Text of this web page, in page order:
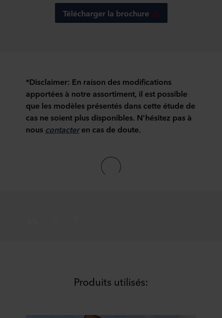
Vous pouvez retirer votre consentement ou modifier votre
connaître notre traitement des données personnelles,
incluant l’identification de la société ROCKWOOL qui est
responsable du traitement de vos données personnelles.
Télécharger la brochure
*Disclaimer: En raison des modifications
apportées à notre assortiment, il est possible
que les modèles présentés dans cette étude de
cas ne soient plus disponibles. N'hésitez pas à
nous contacteren cas de doute.
Produits utilisés: